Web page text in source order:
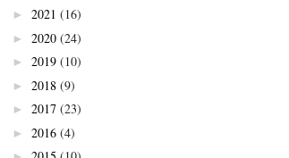
► 2021 (16)
► 2020 (24)
► 2019 (10)
► 2018 (9)
► 2017 (23)
► 2016 (4)